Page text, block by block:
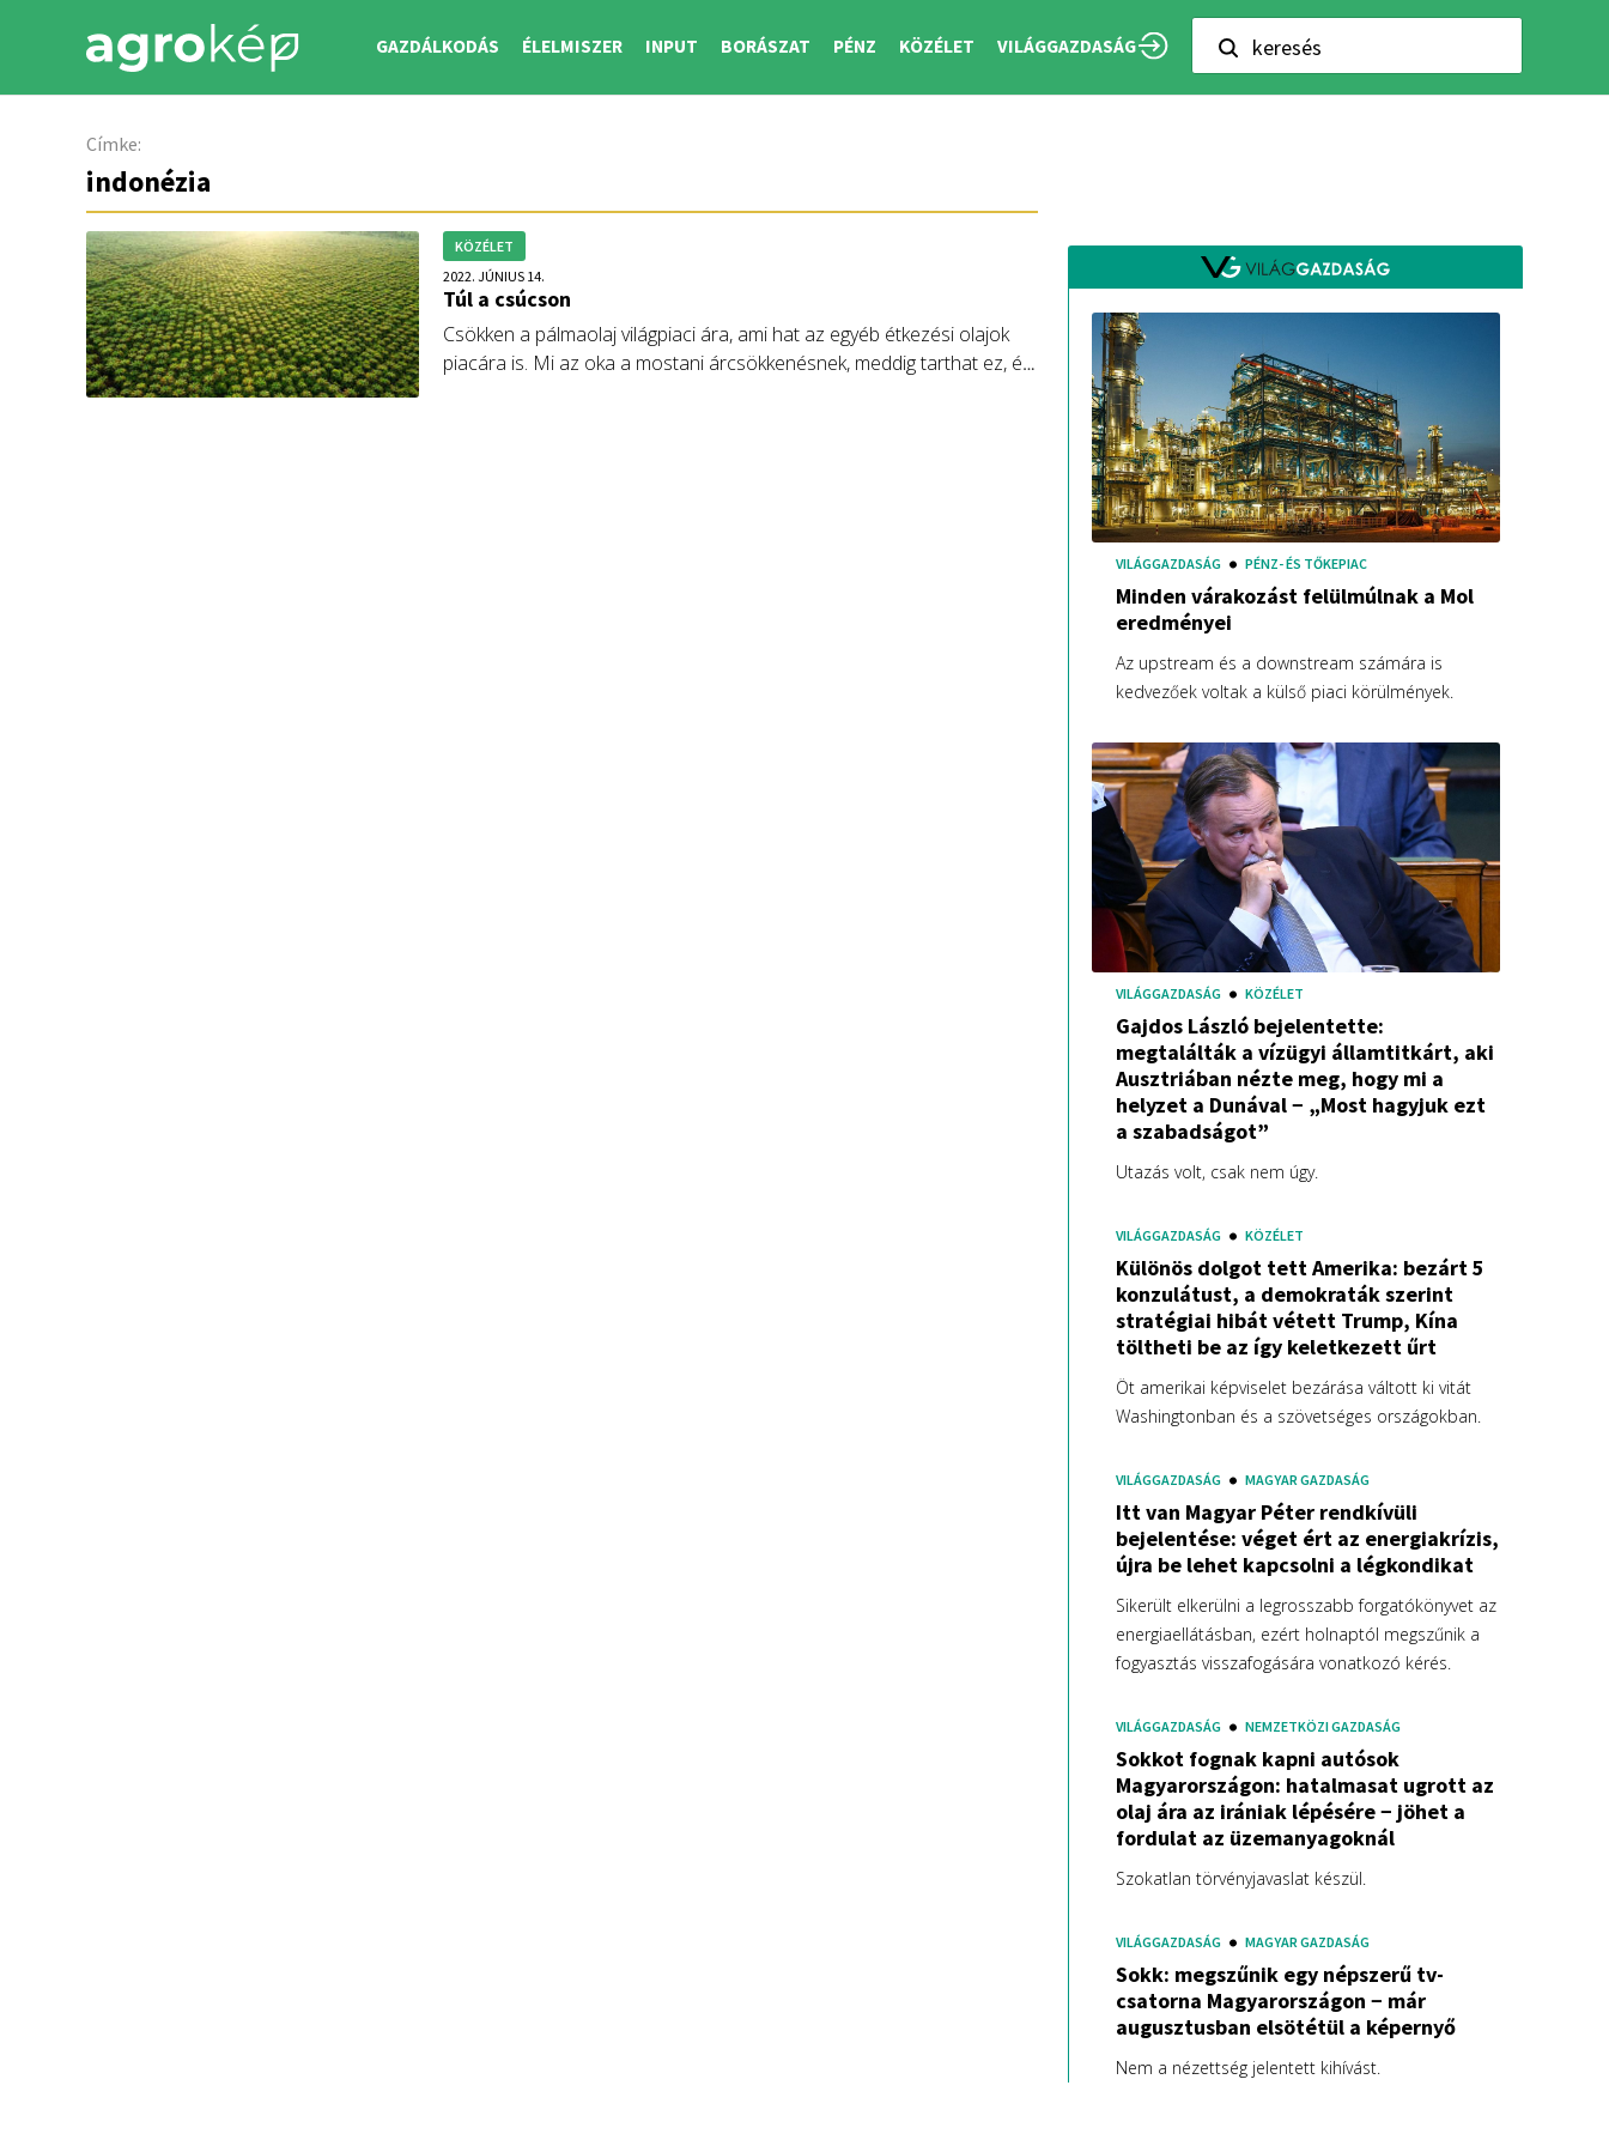
GAZDÁLKODÁS ÉLELMISZER INPUT BORÁSZAT PÉNZ KÖZÉLET VILÁGGAZDASÁG keresés
Címke:
indonézia
KÖZÉLET
2022. JÚNIUS 14.
Túl a csúcson
Csökken a pálmaolaj világpiaci ára, ami hat az egyéb étkezési olajok
piacára is. Mi az oka a mostani árcsökkenésnek, meddig tarthat ez, és
VILÁGGAZDASÁG PÉNZ- ÉS TŐKEPIAC
Minden várakozást felülmúlnak a Mol
eredményei
Az upstream és a downstream számára is
kedvezőek voltak a külső piaci körülmények.
VILÁGGAZDASÁG KÖZÉLET
Gajdos László bejelentette:
megtalálták a vízügyi államtitkárt, aki
Ausztriában nézte meg, hogy mi a
helyzet a Dunával − „Most hagyjuk ezt
a szabadságot”
Utazás volt, csak nem úgy.
VILÁGGAZDASÁG KÖZÉLET
Különös dolgot tett Amerika: bezárt 5
konzulátust, a demokraták szerint
stratégiai hibát vétett Trump, Kína
töltheti be az így keletkezett űrt
Öt amerikai képviselet bezárása váltott ki vitát
Washingtonban és a szövetséges országokban.
VILÁGGAZDASÁG MAGYAR GAZDASÁG
Itt van Magyar Péter rendkívüli
bejelentése: véget ért az energiakrízis,
újra be lehet kapcsolni a légkondikat
Sikerült elkerülni a legrosszabb forgatókönyvet az
energiaellátásban, ezért holnaptól megszűnik a
fogyasztás visszafogására vonatkozó kérés.
VILÁGGAZDASÁG NEMZETKÖZI GAZDASÁG
Sokkot fognak kapni autósok
Magyarországon: hatalmasat ugrott az
olaj ára az irániak lépésére − jöhet a
fordulat az üzemanyagoknál
Szokatlan törvényjavaslat készül.
VILÁGGAZDASÁG MAGYAR GAZDASÁG
Sokk: megszűnik egy népszerű tv-
csatorna Magyarországon − már
augusztusban elsötétül a képernyő
Nem a nézettség jelentett kihívást.